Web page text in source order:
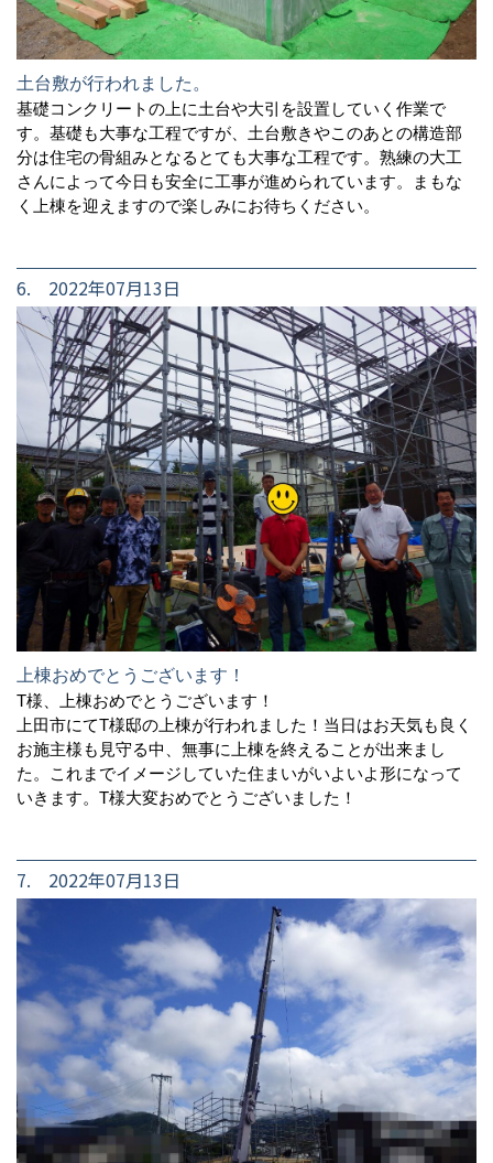
土台敷が行われました。
基礎コンクリートの上に土台や大引を設置していく作業で
す。基礎も大事な工程ですが、土台敷きやこのあとの構造部
分は住宅の骨組みとなるとても大事な工程です。熟練の大工
さんによって今日も安全に工事が進められています。まもな
く上棟を迎えますので楽しみにお待ちください。
6. 2022年07月13日
上棟おめでとうございます！
T様、上棟おめでとうございます！
上田市にてT様邸の上棟が行われました！当日はお天気も良く
お施主様も見守る中、無事に上棟を終えることが出来まし
た。これまでイメージしていた住まいがいよいよ形になって
いきます。T様大変おめでとうございました！
7. 2022年07月13日